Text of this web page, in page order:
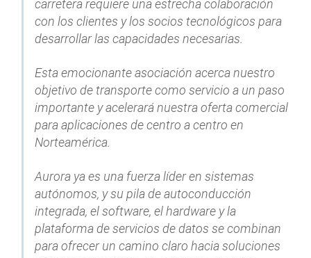
carretera requiere una estrecha colaboración
con los clientes y los socios tecnológicos para
desarrollar las capacidades necesarias.
Esta emocionante asociación acerca nuestro
objetivo de transporte como servicio a un paso
importante y acelerará nuestra oferta comercial
para aplicaciones de centro a centro en
Norteamérica.
Aurora ya es una fuerza líder en sistemas
autónomos, y su pila de autoconducción
integrada, el software, el hardware y la
plataforma de servicios de datos se combinan
para ofrecer un camino claro hacia soluciones